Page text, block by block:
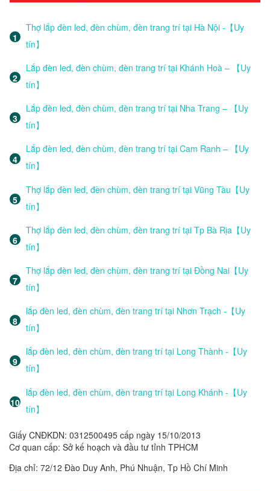
Thợ lắp đèn led, đèn chùm, đèn trang trí tại Hà Nội -【Uy
tín】
Lắp đèn led, đèn chùm, đèn trang trí tại Khánh Hoà – 【Uy
tín】
Lắp đèn led, đèn chùm, đèn trang trí tại Nha Trang – 【Uy
tín】
Lắp đèn led, đèn chùm, đèn trang trí tại Cam Ranh – 【Uy
tín】
Thợ lắp đèn led, đèn chùm, đèn trang trí tại Vũng Tàu【Uy
tín】
Thợ lắp đèn led, đèn chùm, đèn trang trí tại Tp Bà Rịa【Uy
tín】
Thợ lắp đèn led, đèn chùm, đèn trang trí tại Đồng Nai【Uy
tín】
lắp đèn led, đèn chùm, đèn trang trí tại Nhơn Trạch -【Uy
tín】
lắp đèn led, đèn chùm, đèn trang trí tại Long Thành -【Uy
tín】
lắp đèn led, đèn chùm, đèn trang trí tại Long Khánh -【Uy
tín】
Giấy CNĐKDN: 0312500495 cấp ngày 15/10/2013
Cơ quan cấp: Sở kế hoạch và đầu tư tỉnh TPHCM
Địa chỉ: 72/12 Đào Duy Anh, Phú Nhuận, Tp Hồ Chí Minh